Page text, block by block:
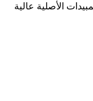
الأصلية عالية